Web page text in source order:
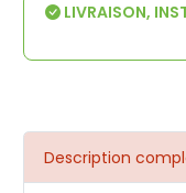
LIVRAISON,
Description